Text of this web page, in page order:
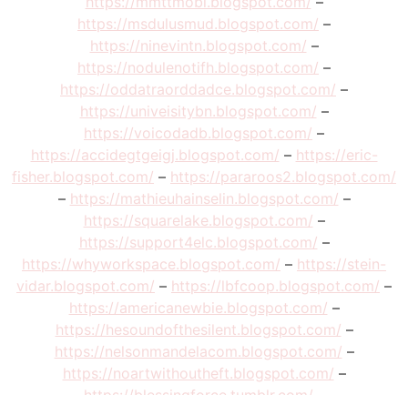
https://msdulusmud.blogspot.com/ –
https://ninevintn.blogspot.com/ –
https://nodulenotifh.blogspot.com/ –
https://oddatraorddadce.blogspot.com/ –
https://univeisitybn.blogspot.com/ –
https://voicodadb.blogspot.com/ –
https://accidegtgeigj.blogspot.com/ – https://eric-
fisher.blogspot.com/ – https://pararoos2.blogspot.com/
– https://mathieuhainselin.blogspot.com/ –
https://squarelake.blogspot.com/ –
https://support4elc.blogspot.com/ –
https://whyworkspace.blogspot.com/ – https://stein-
vidar.blogspot.com/ – https://lbfcoop.blogspot.com/ –
https://americanewbie.blogspot.com/ –
https://hesoundofthesilent.blogspot.com/ –
https://nelsonmandelacom.blogspot.com/ –
https://noartwithoutheft.blogspot.com/ –